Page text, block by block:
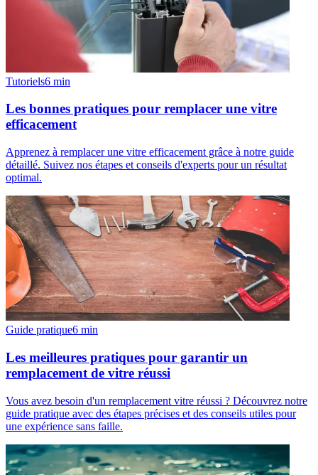
Tutoriels6 min
Les bonnes pratiques pour remplacer une vitre
efficacement
Apprenez à remplacer une vitre efficacement grâce à notre guide
détaillé. Suivez nos étapes et conseils d'experts pour un résultat
optimal.
Guide pratique6 min
Les meilleures pratiques pour garantir un
remplacement de vitre réussi
Vous avez besoin d'un remplacement vitre réussi ? Découvrez notre
guide pratique avec des étapes précises et des conseils utiles pour
une expérience sans faille.